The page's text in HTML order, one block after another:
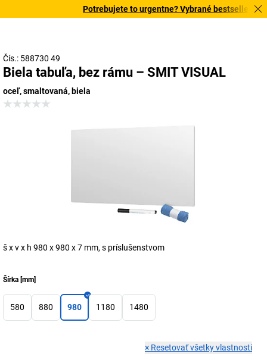
Potrebujete to urgentne? Vybrané bestsellery
Čís.: 588730 49
Biela tabuľa, bez rámu – SMIT VISUAL
oceľ, smaltovaná, biela
š x v x h 980 x 980 x 7 mm, s príslušenstvom
Šírka [mm]
580 880 980 1180 1480
× Resetovať všetky vlastnosti